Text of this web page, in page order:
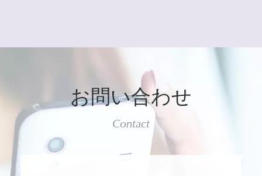
お問い合わせ
Contact